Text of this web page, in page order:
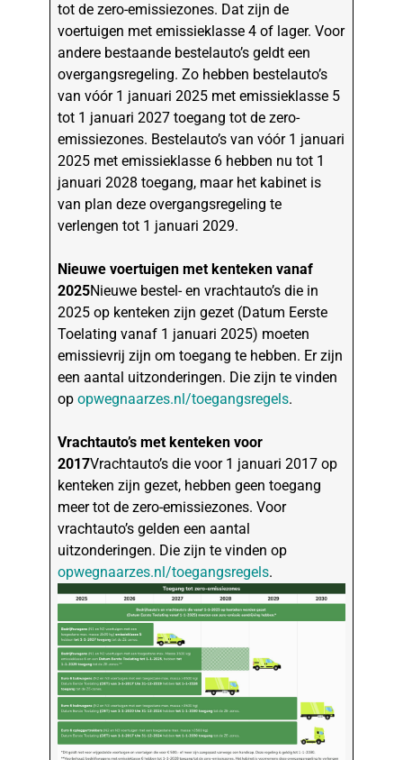
tot de zero-emissiezones. Dat zijn de
voertuigen met emissieklasse 4 of lager. Voor
andere bestaande bestelauto’s geldt een
overgangsregeling. Zo hebben bestelauto’s
van vóór 1 januari 2025 met emissieklasse 5
tot 1 januari 2027 toegang tot de zero-
emissiezones. Bestelauto’s van vóór 1 januari
2025 met emissieklasse 6 hebben nu tot 1
januari 2028 toegang, maar het kabinet is
van plan deze overgangsregeling te
verlengen tot 1 januari 2029.
Nieuwe voertuigen met kenteken vanaf
2025Nieuwe bestel- en vrachtauto’s die in
2025 op kenteken zijn gezet (Datum Eerste
Toelating vanaf 1 januari 2025) moeten
emissievrij zijn om toegang te hebben. Er zijn
een aantal uitzonderingen. Die zijn te vinden
opopwegnaarzes.nl/toegangsregels.
Vrachtauto’s met kenteken voor
2017Vrachtauto’s die voor 1 januari 2017 op
kenteken zijn gezet, hebben geen toegang
meer tot de zero-emissiezones. Voor
vrachtauto’s gelden een aantal
uitzonderingen. Die zijn te vinden op
opwegnaarzes.nl/toegangsregels.